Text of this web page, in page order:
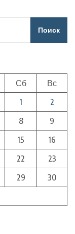
Поиск
Сб
Вс
1
2
8
9
15
16
22
23
29
30